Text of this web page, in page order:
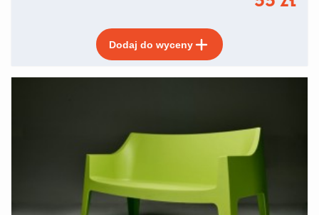
Dodaj do wyceny
produkt
ma
wiele
wybrać
produktu